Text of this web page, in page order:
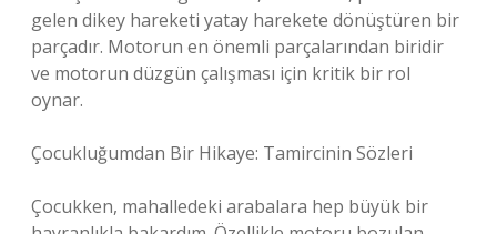
gelen dikey hareketi yatay harekete dönüştüren bir
parçadır. Motorun en önemli parçalarından biridir
ve motorun düzgün çalışması için kritik bir rol
oynar.
Çocukluğumdan Bir Hikaye: Tamircinin Sözleri
Çocukken, mahalledeki arabalara hep büyük bir